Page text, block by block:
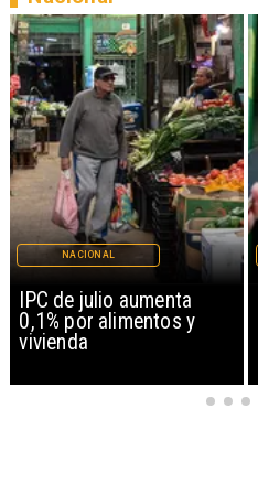
IPC de julio aumenta
0,1% por alimentos y
vivienda
NACIONAL